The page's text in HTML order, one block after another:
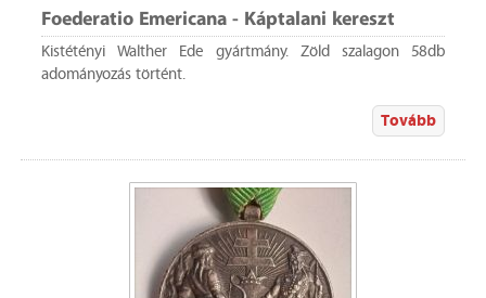
Foederatio Emericana - Káptalani kereszt
Kistétényi Walther Ede gyártmány. Zöld szalagon 58db
adományozás történt.
Tovább